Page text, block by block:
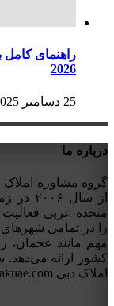
راهنمای کامل
2026
25 دسامبر 2025
درباره ما
از
متحده عربی
را در تمامی
مهم مانند عجمان،
کشور ارائه
املاک دبی amlakuae.com مشاهده نمایید.